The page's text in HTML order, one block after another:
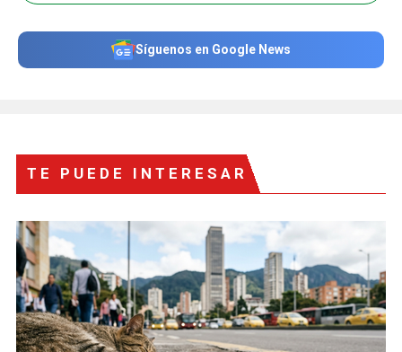
Síguenos en Google News
TE PUEDE INTERESAR